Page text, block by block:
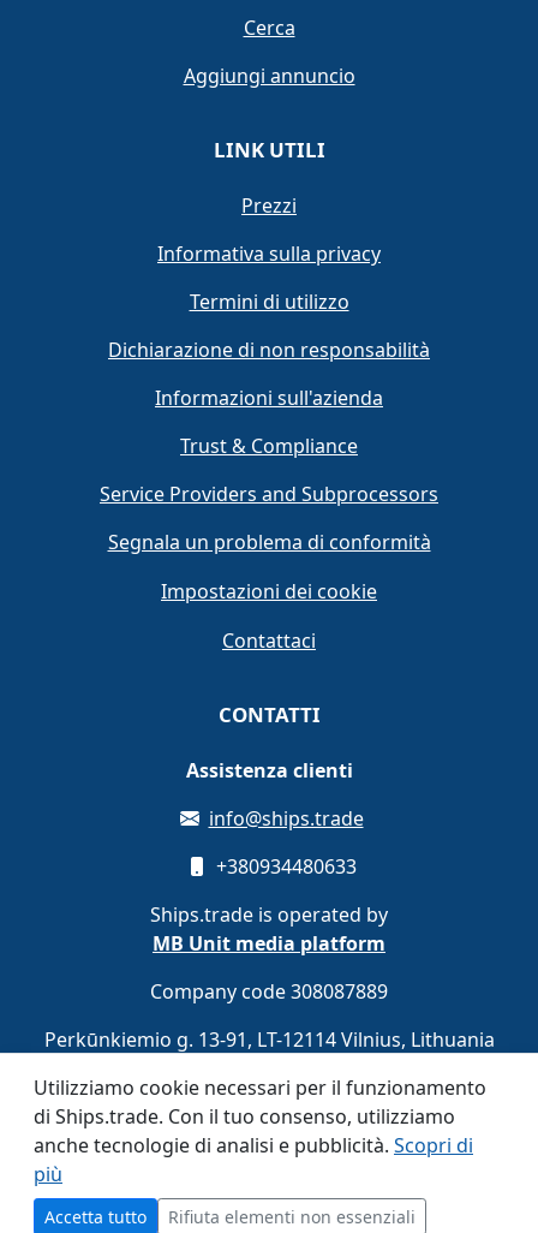
Cerca
Aggiungi annuncio
LINK UTILI
Prezzi
Informativa sulla privacy
Termini di utilizzo
Dichiarazione di non responsabilità
Informazioni sull'azienda
Trust & Compliance
Service Providers and Subprocessors
Segnala un problema di conformità
Impostazioni dei cookie
Contattaci
CONTATTI
Assistenza clienti
info@ships.trade
+380934480633
Ships.trade is operated by
MB Unit media platform
Company code 308087889
Perkūnkiemio g. 13-91, LT-12114 Vilnius, Lithuania
Registrati gratuitamente Iscriviti
Utilizziamo cookie necessari per il funzionamento
di Ships.trade. Con il tuo consenso, utilizziamo
anche tecnologie di analisi e pubblicità. Scopri di
più
Accetta tutto Rifiuta elementi non essenziali